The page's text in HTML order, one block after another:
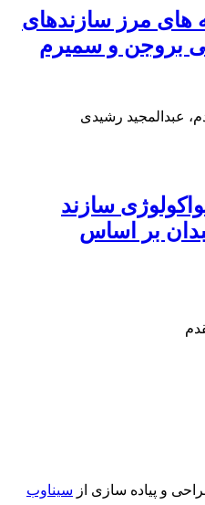
های مرز سازندهای
بروجن و سمیرم
عبدالمجید رشیدی
سازند
بر اساس
و پیاده سازی از سیناوب